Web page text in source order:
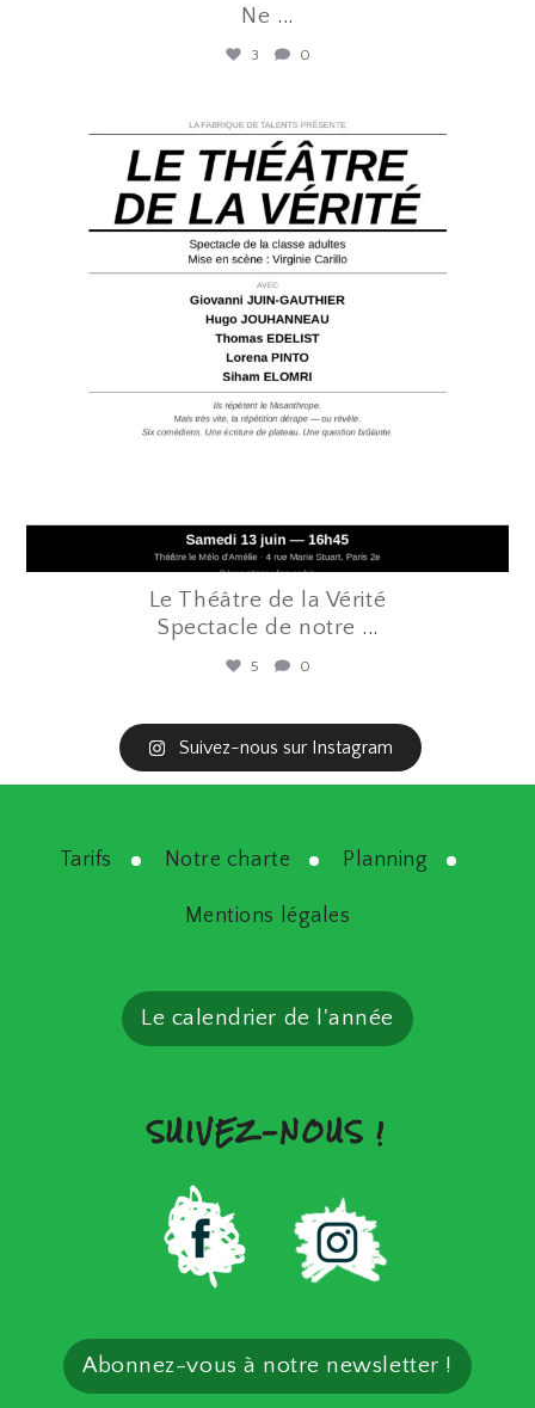
Ne ...
3 0
lafabriquedetalents
Juin 12
Le Théâtre de la Vérité
Spectacle de notre ...
5 0
Suivez-nous sur Instagram
Tarifs Notre charte Planning
Mentions légales
Le calendrier de l'année
SUIVEZ-NOUS !
Abonnez-vous à notre newsletter !